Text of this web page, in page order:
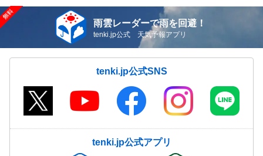
雨雲レーダーで雨を回避！
tenki.jp公式 天気予報アプリ
tenki.jp公式SNS
tenki.jp公式アプリ